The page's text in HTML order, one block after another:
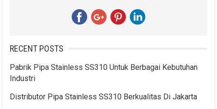
RECENT POSTS
Pabrik Pipa Stainless SS310 Untuk Berbagai Kebutuhan
Industri
Distributor Pipa Stainless SS310 Berkualitas Di Jakarta